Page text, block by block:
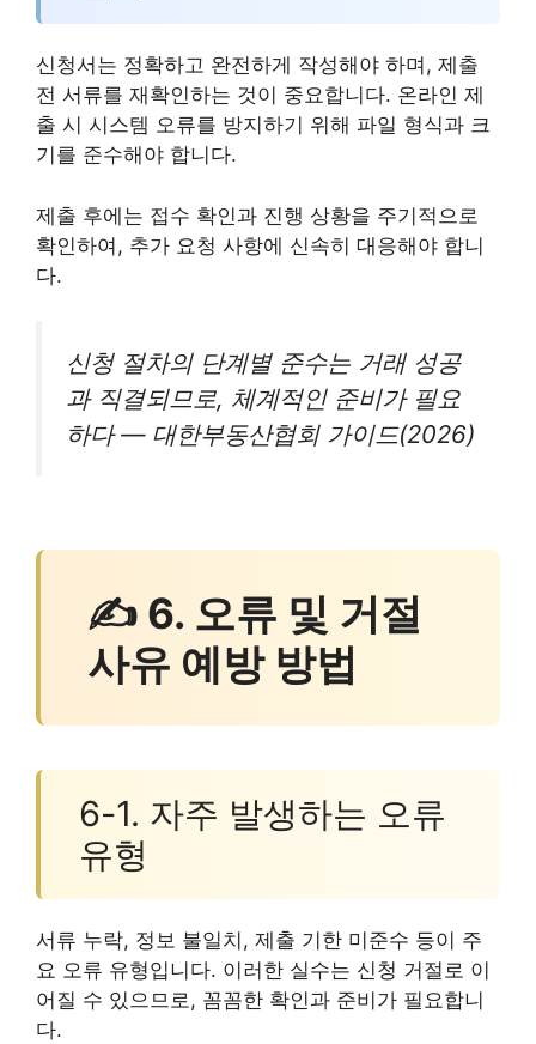
신청서는 정확하고 완전하게 작성해야 하며, 제출
전 서류를 재확인하는 것이 중요합니다. 온라인 제
출 시 시스템 오류를 방지하기 위해 파일 형식과 크
기를 준수해야 합니다.
제출 후에는 접수 확인과 진행 상황을 주기적으로
확인하여, 추가 요청 사항에 신속히 대응해야 합니
다.
신청 절차의 단계별 준수는 거래 성공
과 직결되므로, 체계적인 준비가 필요
하다 — 대한부동산협회 가이드(2026)
✍ 6. 오류 및 거절
사유 예방 방법
6-1. 자주 발생하는 오류
유형
서류 누락, 정보 불일치, 제출 기한 미준수 등이 주
요 오류 유형입니다. 이러한 실수는 신청 거절로 이
어질 수 있으므로, 꼼꼼한 확인과 준비가 필요합니
다.